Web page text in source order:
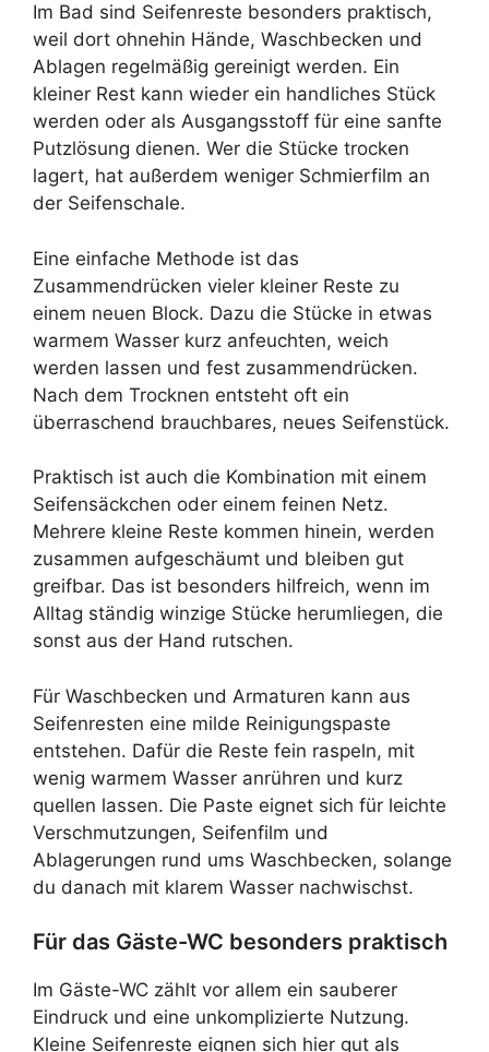
Im Bad sind Seifenreste besonders praktisch,
weil dort ohnehin Hände, Waschbecken und
Ablagen regelmäßig gereinigt werden. Ein
kleiner Rest kann wieder ein handliches Stück
werden oder als Ausgangsstoff für eine sanfte
Putzlösung dienen. Wer die Stücke trocken
lagert, hat außerdem weniger Schmierfilm an
der Seifenschale.
Eine einfache Methode ist das
Zusammendrücken vieler kleiner Reste zu
einem neuen Block. Dazu die Stücke in etwas
warmem Wasser kurz anfeuchten, weich
werden lassen und fest zusammendrücken.
Nach dem Trocknen entsteht oft ein
überraschend brauchbares, neues Seifenstück.
Praktisch ist auch die Kombination mit einem
Seifensäckchen oder einem feinen Netz.
Mehrere kleine Reste kommen hinein, werden
zusammen aufgeschäumt und bleiben gut
greifbar. Das ist besonders hilfreich, wenn im
Alltag ständig winzige Stücke herumliegen, die
sonst aus der Hand rutschen.
Für Waschbecken und Armaturen kann aus
Seifenresten eine milde Reinigungspaste
entstehen. Dafür die Reste fein raspeln, mit
wenig warmem Wasser anrühren und kurz
quellen lassen. Die Paste eignet sich für leichte
Verschmutzungen, Seifenfilm und
Ablagerungen rund ums Waschbecken, solange
du danach mit klarem Wasser nachwischst.
Für das Gäste-WC besonders praktisch
Im Gäste-WC zählt vor allem ein sauberer
Eindruck und eine unkomplizierte Nutzung.
Kleine Seifenreste eignen sich hier gut als